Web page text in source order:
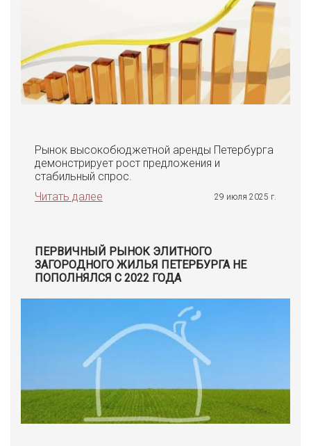
Рынок высокобюджетной аренды Петербурга
демонстрирует рост предложения и
стабильный спрос.
Читать далее
29 июля 2025 г.
ПЕРВИЧНЫЙ РЫНОК ЭЛИТНОГО
ЗАГОРОДНОГО ЖИЛЬЯ ПЕТЕРБУРГА НЕ
ПОПОЛНЯЛСЯ С 2022 ГОДА